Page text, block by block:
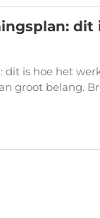
dit
is hoe het
groot belang.